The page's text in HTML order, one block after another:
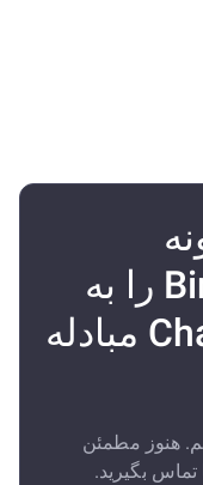
Binance Coin (BSC) را به
Celo در ChangeNOW مبادله
هنوز مطمئن
تماس بگیرید.